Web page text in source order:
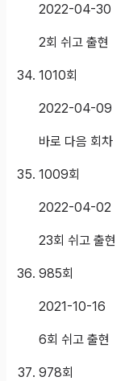
2022-04-30
2회 쉬고 출현
1010회
2022-04-09
바로 다음 회차
1009회
2022-04-02
23회 쉬고 출현
985회
2021-10-16
6회 쉬고 출현
978회